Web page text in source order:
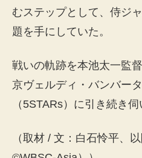
むステップとして、侍ジ
題を手にしていた。
戦いの軌跡を本池太一監
京ヴェルディ・バンバー
（5STARs）に引き続き
（取材 / 文：白石怜平、